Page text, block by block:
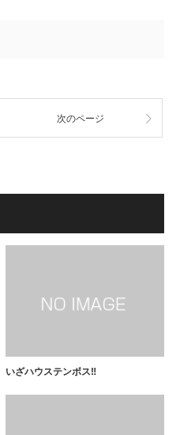
次のページ
いざハウステンボス‼️